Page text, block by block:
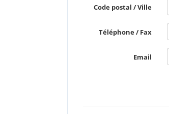
Code postal / Ville
Téléphone / Fax
Email